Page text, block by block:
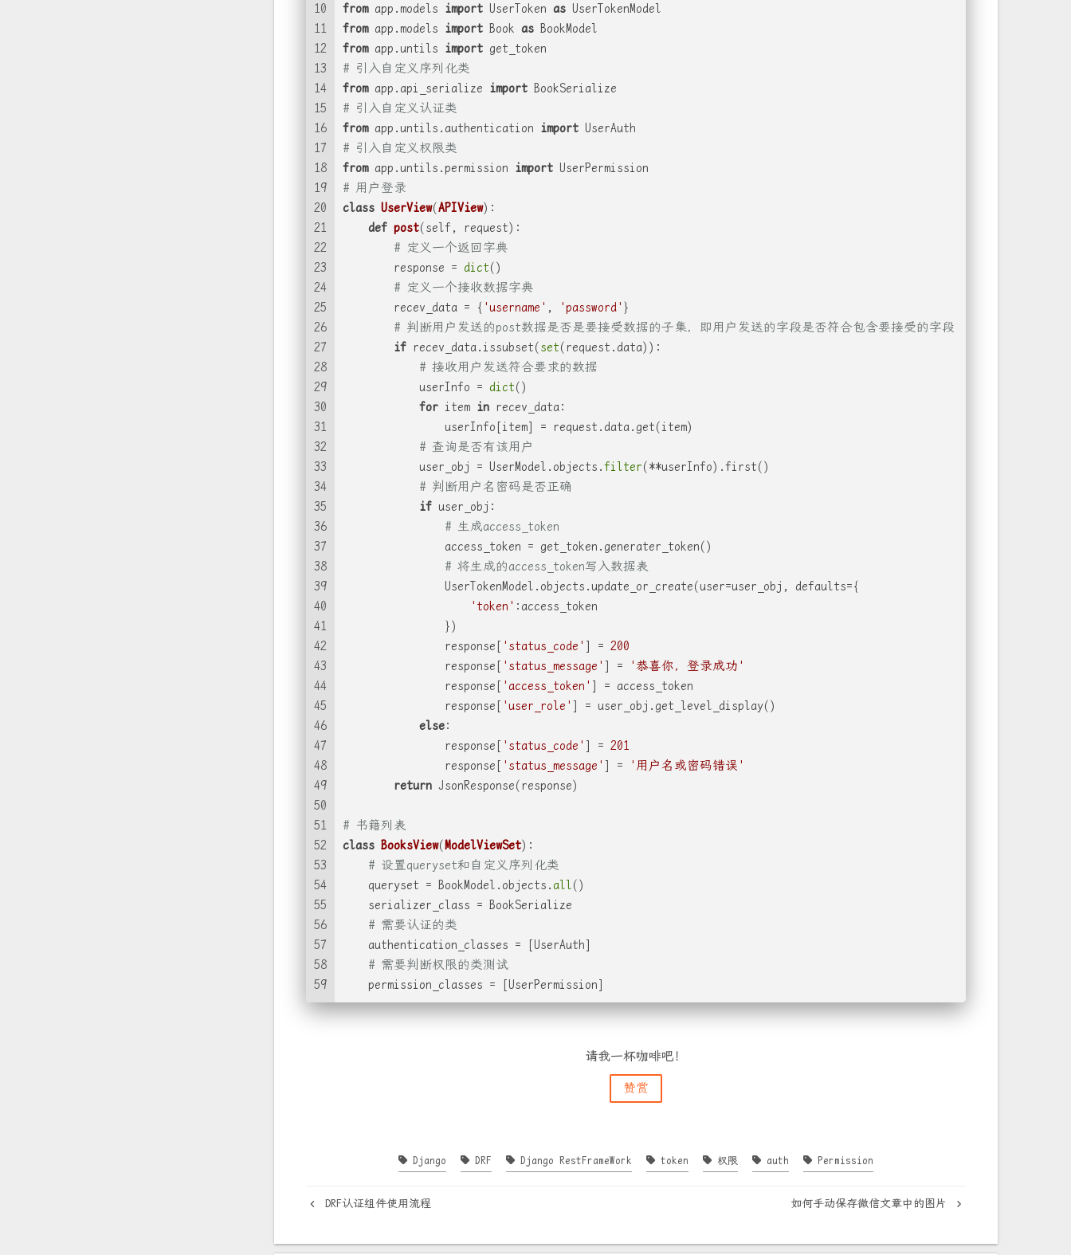
10
11
12
13
14
15
16
17
18
19
20
21
22
23
24
25
26
27
28
29
30
31
32
33
34
35
36
37
38
39
40
41
42
43
44
45
46
47
48
49
50
51
52
53
54
55
56
57
58
59
from app.models import UserToken as UserTokenModel
from app.models import Book as BookModel
from app.untils import get_token
# 引入自定义序列化类
from app.api_serialize import BookSerialize
# 引入自定义认证类
from app.untils.authentication import UserAuth
# 引入自定义权限类
from app.untils.permission import UserPermission
# 用户登录
class UserView(APIView):
def post(self, request):
# 定义一个返回字典
        response =
dict()
# 定义一个接收数据字典
        recev_data = {
'username' , 'password' }
# 判断用户发送的post数据是否是要接受数据的子集，即用户发送的字段是否符合包含要接受的字段
if recev_data.issubset(set(request.data)):
# 接收用户发送符合要求的数据
            userInfo =
dict()
for item in recev_data:
                userInfo[item] = request.data.get(item)
# 查询是否有该用户
            user_obj = UserModel.objects.
filter(**userInfo).first()
# 判断用户名密码是否正确
if user_obj:
# 生成access_token
                access_token = get_token.generater_token()
# 将生成的access_token写入数据表
                UserTokenModel.objects.update_or_create(user=user_obj, defaults={
'token' :access_token
                })
                response[
'status_code' ] = 200
                response[
'status_message' ] =
'恭喜你，登录成功'
                response[
'access_token' ] = access_token
                response[
'user_role' ] = user_obj.get_level_display()
else:
                response[
'status_code' ] = 201
                response[
'status_message' ] =
'用户名或密码错误'
return JsonResponse(response)
# 书籍列表
class BooksView(ModelViewSet):
# 设置queryset和自定义序列化类
    queryset = BookModel.objects.
all()
    serializer_class = BookSerialize
# 需要认证的类
    authentication_classes = [UserAuth]
# 需要判断权限的类测试
    permission_classes = [UserPermission]
请我一杯咖啡吧！
赞赏
Django DRF Django RestFrameWork token 权限 auth Permission
DRF认证组件使用流程 如何手动保存微信文章中的图片